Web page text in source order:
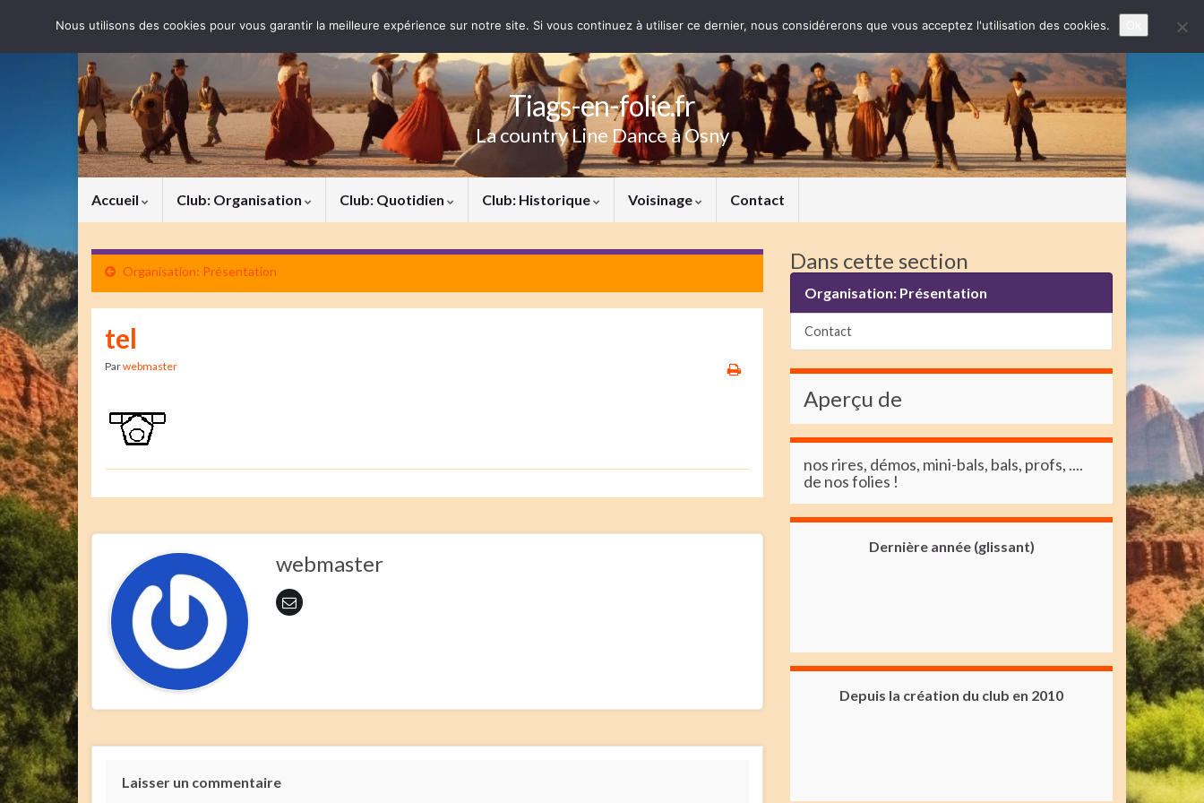
Tiags-en-folie.fr
La country Line Dance à Osny
Accueil Club: Organisation Club: Quotidien Club: Historique Voisinage Contact
Organisation: Présentation
tel
Parwebmaster
webmaster
Laisser un commentaire
Dans cette section
Organisation: Présentation
Contact
Aperçu de
nos rires, démos, mini-bals, bals, profs, ....
de nos folies !
Dernière année (glissant)
Depuis la création du club en 2010
Nous utilisons des cookies pour vous garantir la meilleure expérience sur notre site. Si vous continuez à utiliser ce dernier, nous considérerons que vous acceptez l'utilisation des cookies.